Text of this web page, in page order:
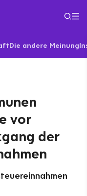
Die andere Meinung
vor
der